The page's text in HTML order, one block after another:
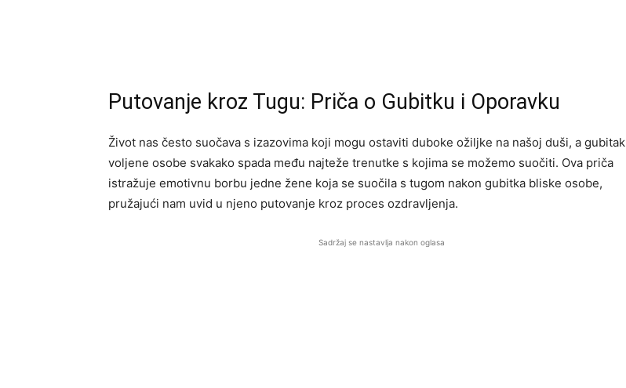
Putovanje kroz Tugu: Priča o Gubitku i Oporavku
Život nas često suočava s izazovima koji mogu ostaviti duboke ožiljke na našoj duši, a gubitak
voljene osobe svakako spada među najteže trenutke s kojima se možemo suočiti. Ova priča
istražuje emotivnu borbu jedne žene koja se suočila s tugom nakon gubitka bliske osobe,
pružajući nam uvid u njeno putovanje kroz proces ozdravljenja.
Sadržaj se nastavlja nakon oglasa